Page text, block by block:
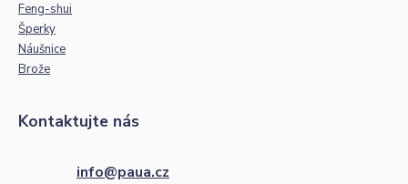
Feng-shui
Šperky
Náušnice
Brože
Kontaktujte nás
info@paua.cz